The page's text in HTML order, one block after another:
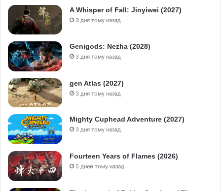
A Whisper of Fall: Jinyiwei (2027)
3 дня тому назад
Genigods: Nezha (2028)
3 дня тому назад
gen Atlas (2027)
3 дня тому назад
Mighty Cuphead Adventure (2027)
3 дня тому назад
Fourteen Years of Flames (2026)
5 дней тому назад